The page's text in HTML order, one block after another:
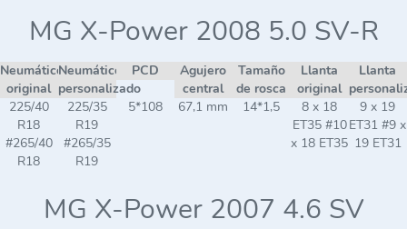
MG X-Power 2008 5.0 SV-R
Neumático
original
Neumático
personalizado
PCD
Agujero
central
Tamaño
de rosca
Llanta
original
Llanta
225/40
R18
#265/40
R18
225/35
R19
#265/35
R19
5*108 67,1 mm 14*1,5
8 x 18
ET35 #10
x 18 ET35
9 x 19
ET31 #9 x
19 ET31
MG X-Power 2007 4.6 SV